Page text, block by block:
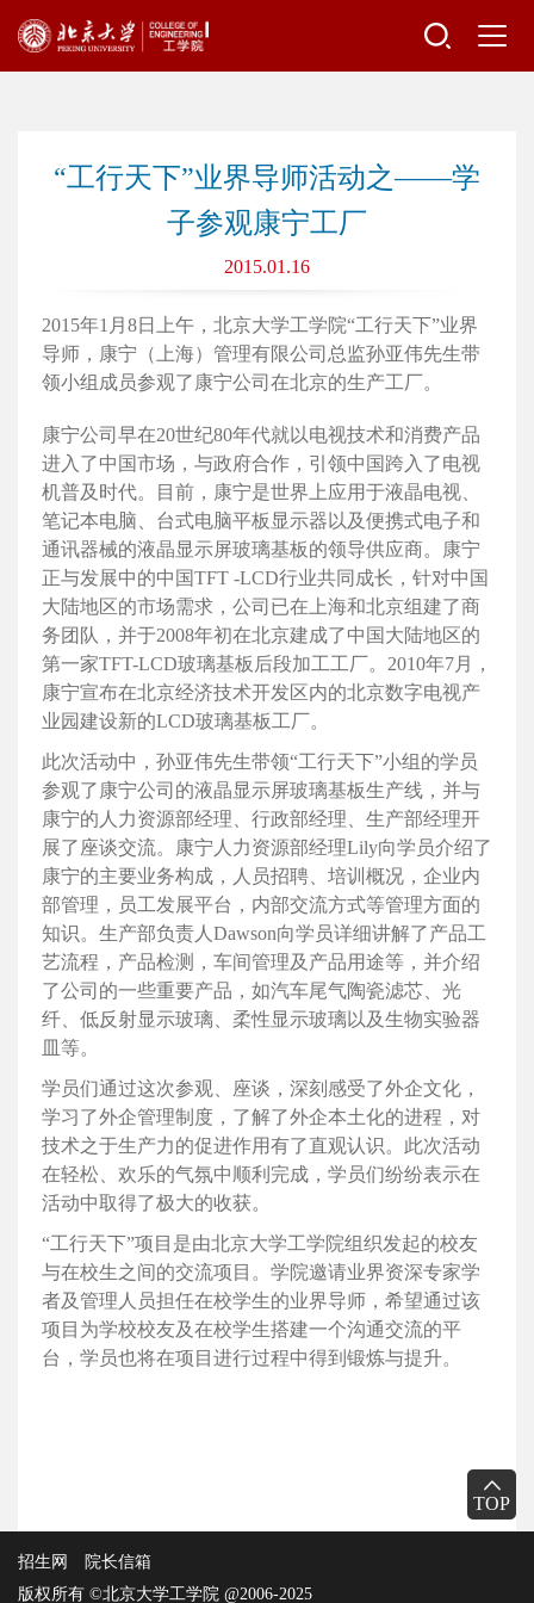
TOP
“工行天下”业界导师活动之——学
子参观康宁工厂
2015.01.16
2015年1月8日上午，北京大学工学院“工行天下”业界
导师，康宁（上海）管理有限公司总监孙亚伟先生带
领小组成员参观了康宁公司在北京的生产工厂。
康宁公司早在20世纪80年代就以电视技术和消费产品
进入了中国市场，与政府合作，引领中国跨入了电视
机普及时代。目前，康宁是世界上应用于液晶电视、
笔记本电脑、台式电脑平板显示器以及便携式电子和
通讯器械的液晶显示屏玻璃基板的领导供应商。康宁
正与发展中的中国TFT -LCD行业共同成长，针对中国
大陆地区的市场需求，公司已在上海和北京组建了商
务团队，并于2008年初在北京建成了中国大陆地区的
第一家TFT-LCD玻璃基板后段加工工厂。2010年7月，
康宁宣布在北京经济技术开发区内的北京数字电视产
业园建设新的LCD玻璃基板工厂。
此次活动中，孙亚伟先生带领“工行天下”小组的学员
参观了康宁公司的液晶显示屏玻璃基板生产线，并与
康宁的人力资源部经理、行政部经理、生产部经理开
展了座谈交流。康宁人力资源部经理Lily向学员介绍了
康宁的主要业务构成，人员招聘、培训概况，企业内
部管理，员工发展平台，内部交流方式等管理方面的
知识。生产部负责人Dawson向学员详细讲解了产品工
艺流程，产品检测，车间管理及产品用途等，并介绍
了公司的一些重要产品，如汽车尾气陶瓷滤芯、光
纤、低反射显示玻璃、柔性显示玻璃以及生物实验器
皿等。
学员们通过这次参观、座谈，深刻感受了外企文化，
学习了外企管理制度，了解了外企本土化的进程，对
技术之于生产力的促进作用有了直观认识。此次活动
在轻松、欢乐的气氛中顺利完成，学员们纷纷表示在
活动中取得了极大的收获。
“工行天下”项目是由北京大学工学院组织发起的校友
与在校生之间的交流项目。学院邀请业界资深专家学
者及管理人员担任在校学生的业界导师，希望通过该
项目为学校校友及在校学生搭建一个沟通交流的平
台，学员也将在项目进行过程中得到锻炼与提升。
招生网
院长信箱
版权所有 ©北京大学工学院 @2006-2025